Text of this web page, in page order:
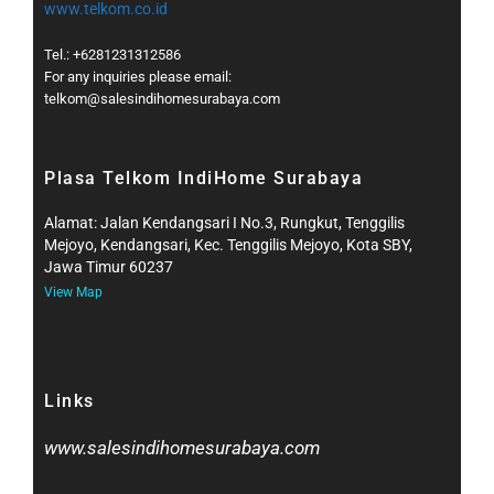
www.telkom.co.id
Tel.: +6281231312586
For any inquiries please email:
telkom@salesindihomesurabaya.com​
Plasa Telkom IndiHome Surabaya
Alamat: Jalan Kendangsari I No.3, Rungkut, Tenggilis
Mejoyo, Kendangsari, Kec. Tenggilis Mejoyo, Kota SBY,
Jawa Timur 60237
View Map
Links
www.salesindihomesurabaya.com​